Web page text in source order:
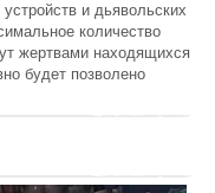
и дьявольских
количество
жертвами находящихся
будет позволено